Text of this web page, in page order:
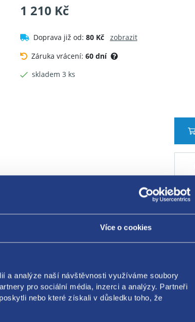
Více o cookies
a analýze naší návštěvnosti využíváme soubory
pro sociální média, inzerci a analýzy. Partneři
nebo které získali v důsledku toho, že
1 210 Kč
Doprava již od: 80 Kč
zobrazit
Záruka vrácení: 60 dní
skladem 3 ks